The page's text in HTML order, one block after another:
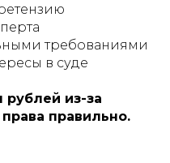
требованиями
в суде
рублей из-за
правильно.